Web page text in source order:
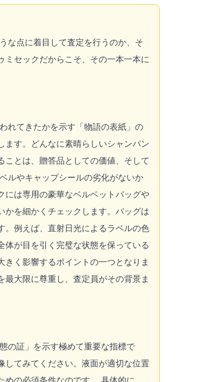
な点に着目して査定を行うのか、そ
セックだからこそ、その一本一本に
れてきたかを示す「物語の表紙」の
ます。どんなに素晴らしいシャンパン
ことは、贈答品としての価値、そして
ルやキャップシールの劣化がないか
には専用の豪華なベルベットバッグや
を細かくチェックします。バッグは
。例えば、直射日光によるラベルの色
が目を引く完璧な状態を保っている
く影響するポイントの一つとなりま
大限に尊重し、査定員がその背景ま
の証」を示す極めて重要な指標で
してみてください。液面が適切な位置
めの必須条件なのです。 具体的に